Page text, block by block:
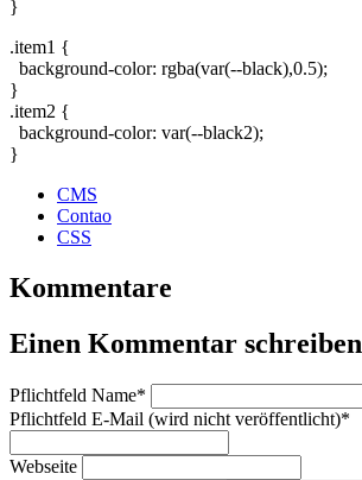
}
.item1 {
background-color: rgba(var(--black),0.5);
}
.item2 {
background-color: var(--black2);
}
CMS
Contao
CSS
Kommentare
Einen Kommentar schreiben
Pflichtfeld Name*
Pflichtfeld E-Mail (wird nicht veröffentlicht)*
Webseite